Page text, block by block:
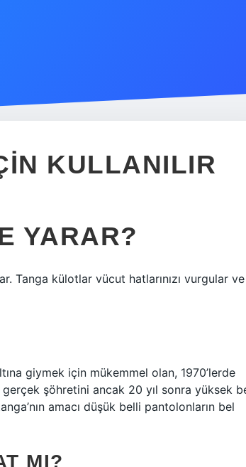
KULLANILIR
YARAR?
Tanga külotlar vücut hatlarınızı vurgular ve
giymek için mükemmel olan, 1970’lerde
şöhretini ancak 20 yıl sonra yüksek
amacı düşük belli pantolonların bel
MI?